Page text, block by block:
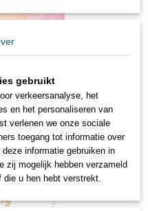
schort…
gebruikt
verkeersanalyse, het
en het personaliseren van
verlenen we onze sociale
toegang tot informatie over
informatie gebruiken in
zij mogelijk hebben verzameld
die u hen hebt verstrekt.